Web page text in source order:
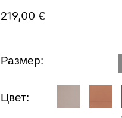
219,00 €
Размер:
Цвет: